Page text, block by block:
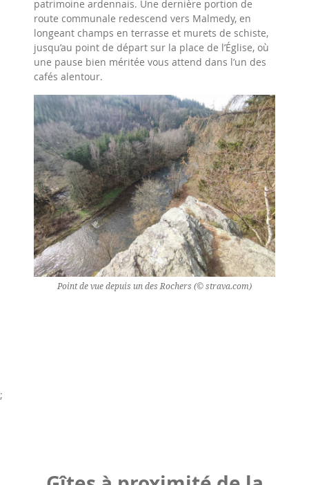
patrimoine ardennais. Une dernière portion de
route communale redescend vers Malmedy, en
longeant champs en terrasse et murets de schiste,
jusqu’au point de départ sur la place de l’Église, où
une pause bien méritée vous attend dans l’un des
cafés alentour.
Point de vue depuis un des Rochers (© strava.com)
;